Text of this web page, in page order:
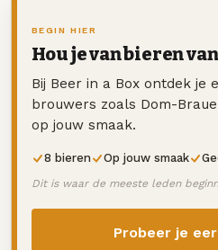
BEGIN HIER
Hou je van bieren
Bij Beer in a Box ontdek je
brouwers zoals Dom-
op jouw smaak.
8 bieren Op jouw smaak
Dit is waar de meeste leden
Probeer je